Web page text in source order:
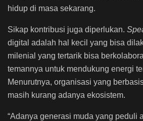
hidup di masa sekarang.
Sikap kontribusi juga diperlukan.
digital adalah hal kecil yang bisa
milenial yang tertarik bisa
temannya untuk mendukung energi
Menurutnya, organisasi yang
masih kurang adanya ekosistem.
“Adanya generasi muda yang peduli